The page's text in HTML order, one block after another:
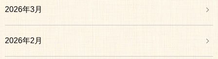
2026年3月
2026年2月